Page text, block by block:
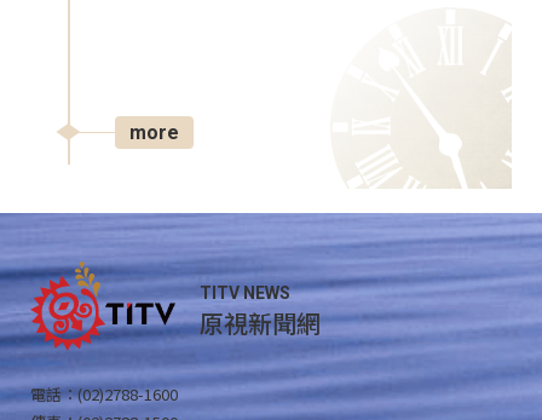
more
TITV NEWS
原視新聞網
電話：(02)2788-1600